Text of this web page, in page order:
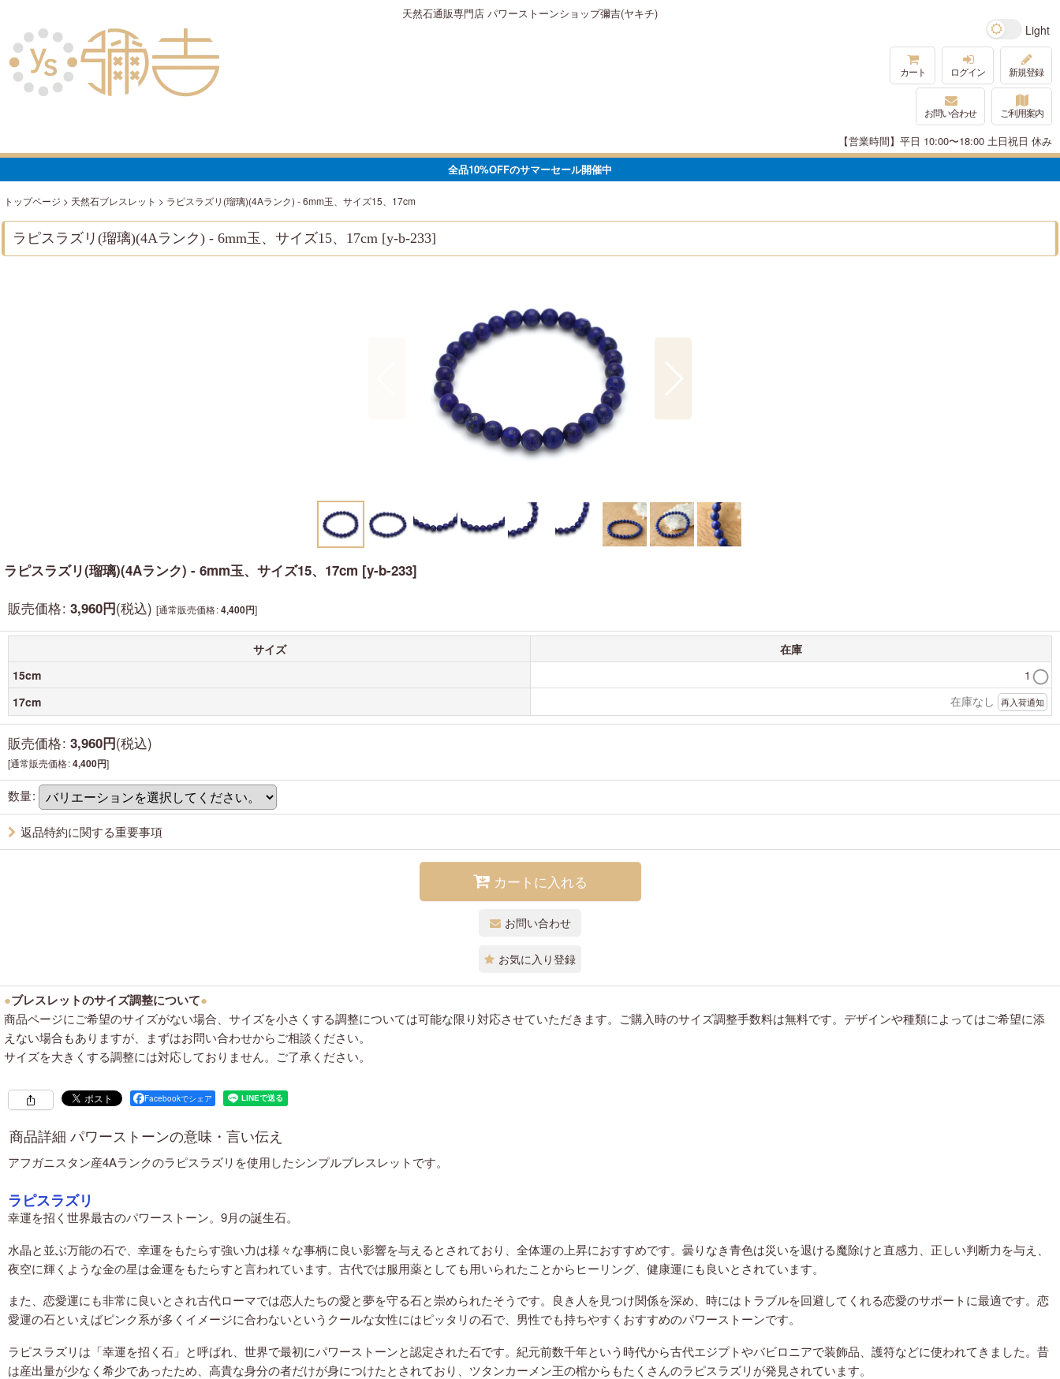
天然石通販専門店 パワーストーンショップ彌吉(ヤキチ)
カート ログイン 新規登録
お問い合わせ ご利用案内
【営業時間】平日 10:00〜18:00 土日祝日 休み
全品10%OFFのサマーセール開催中
トップページ > 天然石ブレスレット > ラピスラズリ(瑠璃)(4Aランク) - 6mm玉、サイズ15、17cm
ラピスラズリ(瑠璃)(4Aランク) - 6mm玉、サイズ15、17cm [y-b-233]
ラピスラズリ(瑠璃)(4Aランク) - 6mm玉、サイズ15、17cm [y-b-233]
販売価格: 3,960円(税込) [通常販売価格:4,400円]
サイズ
在庫
15cm
1
17cm
在庫なし 再入荷通知
販売価格: 3,960円(税込)
[通常販売価格:4,400円]
数量:
返品特約に関する重要事項
カートに入れる
お問い合わせ
お気に入り登録
●ブレスレットのサイズ調整について●
商品ページにご希望のサイズがない場合、サイズを小さくする調整については可能な限り対応させていただきます。ご購入時のサイズ調整手数料は無料です。デザインや種類によってはご希望に添
えない場合もありますが、まずはお問い合わせからご相談ください。
サイズを大きくする調整には対応しておりません。ご了承ください。
Facebookでシェア
商品詳細 パワーストーンの意味・言い伝え
アフガニスタン産4Aランクのラピスラズリを使用したシンプルブレスレットです。
ラピスラズリ
幸運を招く世界最古のパワーストーン。9月の誕生石。
水晶と並ぶ万能の石で、幸運をもたらす強い力は様々な事柄に良い影響を与えるとされており、全体運の上昇におすすめです。曇りなき青色は災いを退ける魔除けと直感力、正しい判断力を与え、
夜空に輝くような金の星は金運をもたらすと言われています。古代では服用薬としても用いられたことからヒーリング、健康運にも良いとされています。
また、恋愛運にも非常に良いとされ古代ローマでは恋人たちの愛と夢を守る石と崇められたそうです。良き人を見つけ関係を深め、時にはトラブルを回避してくれる恋愛のサポートに最適です。恋
愛運の石といえばピンク系が多くイメージに合わないというクールな女性にはピッタリの石で、男性でも持ちやすくおすすめのパワーストーンです。
ラピスラズリは「幸運を招く石」と呼ばれ、世界で最初にパワーストーンと認定された石です。紀元前数千年という時代から古代エジプトやバビロニアで装飾品、護符などに使われてきました。昔
は産出量が少なく希少であったため、高貴な身分の者だけが身につけたとされており、ツタンカーメン王の棺からもたくさんのラピスラズリが発見されています。
赤色の天然石・パワーストーン
黄色の天然石・パワーストーン
オレンジ・橙色の天然石・パワーストーン
青色の天然石・パワーストーン
水色の天然石・パワーストーン